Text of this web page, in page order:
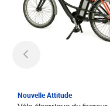
Nouvelle Attitude